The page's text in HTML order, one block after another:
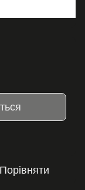
Порівняти